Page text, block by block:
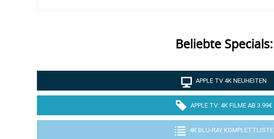
Beliebte Specials:
APPLE TV 4K NEUHEITEN
APPLE TV: 4K FILME AB 3.99€
4K BLU-RAY KOMPLETTLISTE